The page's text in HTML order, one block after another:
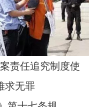
责任追究制度使
求无罪